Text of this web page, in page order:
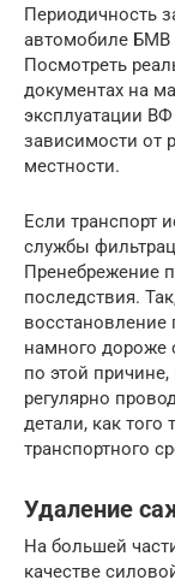
Периодичность
автомобиле БМВ
Посмотреть
документах на
эксплуатации
зависимости от
местности.
Если транспорт
службы
Пренебрежение
последствия.
восстановление
намного
по этой
регулярно
детали, как того
транспортного
Удаление
На большей
качестве